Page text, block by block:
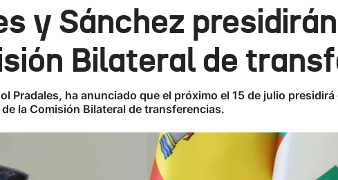
y Sánchez
Bilateral de
Pradales, ha anunciado que el próximo el 15 de julio
la Comisión Bilateral de transferencias.